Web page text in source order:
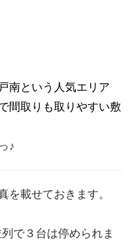
戸南という人気エリア
間取りも取りやすい敷
♪
を載せておきます。
で３台は停められま